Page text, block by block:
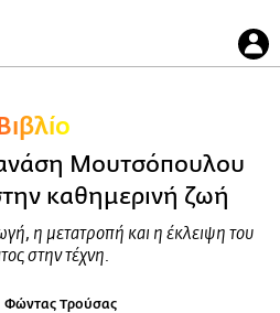
Μουτσόπουλου
καθημερινή ζωή
η μετατροπή και η έκλειψη του
στην τέχνη.
Φώντας Τρούσας